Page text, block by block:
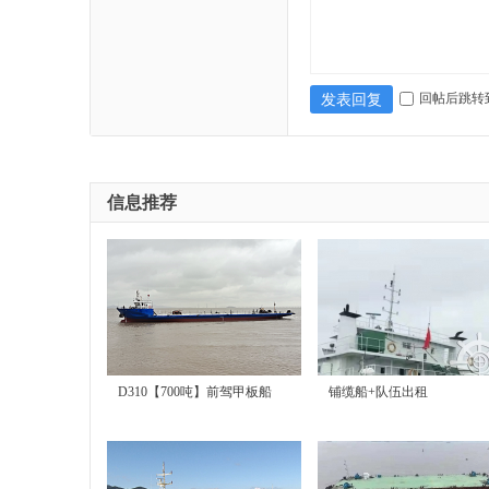
发表回复 回帖后跳转
信息推荐
D310【700吨】前驾甲板船 铺缆船+队伍出租